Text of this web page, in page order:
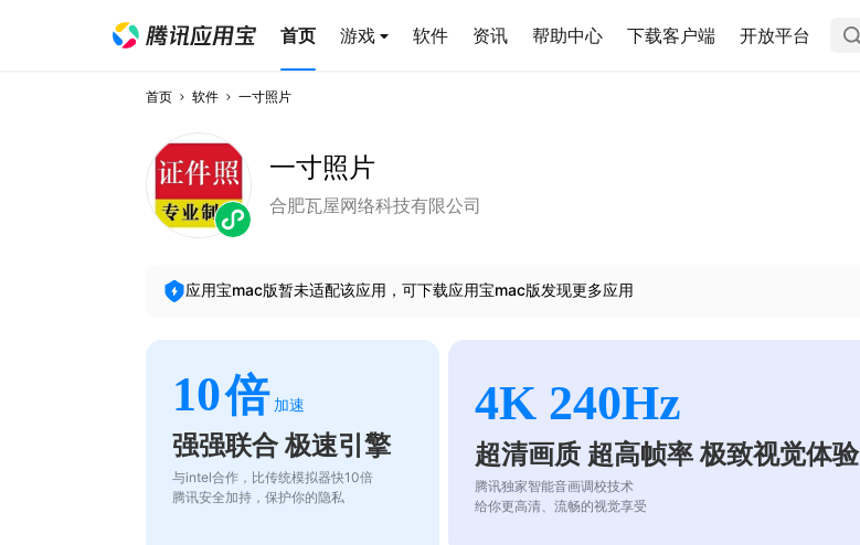
首页 游戏 软件 资讯 帮助中心 下载客户端 开放平台
首页 软件 一寸照片
一寸照片
合肥瓦屋网络科技有限公司
应用宝mac版暂未适配该应用，可下载应用宝mac版发现更多应用
10倍 加速
强强联合 极速引擎
与intel合作，比传统模拟器快10倍
腾讯安全加持，保护你的隐私
4K 240Hz
超清画质 超高帧率 极致视觉体验
腾讯独家智能音画调校技术
给你更高清、流畅的视觉享受